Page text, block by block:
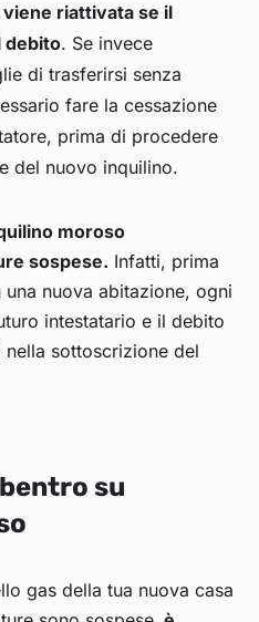
riattivata se il
debito. Se invece
di trasferirsi senza
fare la cessazione
prima di procedere
del nuovo inquilino.
moroso
sospese. Infatti, prima
nuova abitazione, ogni
intestatario e il debito
sottoscrizione del
su
gas della tua nuova casa